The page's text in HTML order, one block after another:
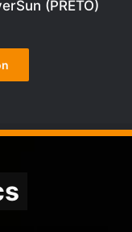
(PRETO)